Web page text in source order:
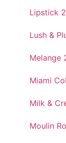
Lipstick
Lush &
Melange
Miami
Milk &
Moulin